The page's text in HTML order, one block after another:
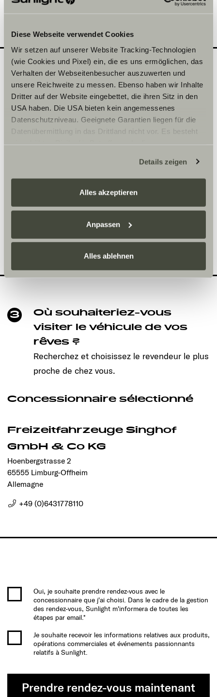
Diese Webseite verwendet Cookies
Wir setzen auf unserer Website Tracking-Technologien
(wie Cookies und Pixel) ein, die es uns ermöglichen, das
Verhalten der Webseitenbesucher auszuwerten und
unsere Reichweite zu messen. Ebenso haben wir Inhalte
Dritter auf der Website eingebettet, die ihren Sitz in den
USA haben. Die USA bieten kein angemessenes
Datenschutzniveau. Geeignete Garantien liegen für die
Datenübermittlung in das Drittland nicht vor. Es besteht
zustehen. Eingesetzte Dienstleister können Daten für
eigene Zwecke verarbeiten und mit anderen Daten
zusammenführen. Weitere Informationen finden Sie hier:
Sunlight Business. Akzeptieren Sie oder wählen Sie
einzelne Cookies/Dienste in den Einstellungen aus,
erteilen Sie uns Ihre Einwilligung zur Verarbeitung Ihrer
freiwillig, für den Besuch der Website nicht erforderlich
und kann jederzeit über die Einstellungen widerrufen
Ermöglichung der Seitennavigation erforderlich sind.
Details zeigen
Alles akzeptieren
Anpassen
Alles ablehnen
2
Quel modèle souhaiteriez-
vous découvrir en
concession ?
Inscrivez ici la date de votre choix.
3
Où souhaiteriez-vous
visiter le véhicule de vos
rêves ?
Recherchez et choisissez le revendeur le plus
proche de chez vous.
Concessionnaire sélectionné
Freizeitfahrzeuge Singhof
GmbH & Co KG
Hoenbergstrasse 2
65555 Limburg-Offheim
Allemagne
+49 (0)6431778110
Oui, je souhaite prendre rendez-vous avec le
concessionnaire que j'ai choisi. Dans le cadre de la gestion
des rendez-vous, Sunlight m'informera de toutes les
étapes par email.*
Je souhaite recevoir les informations relatives aux produits,
opérations commerciales et événements passionnants
relatifs à Sunlight.
Prendre rendez-vous maintenant